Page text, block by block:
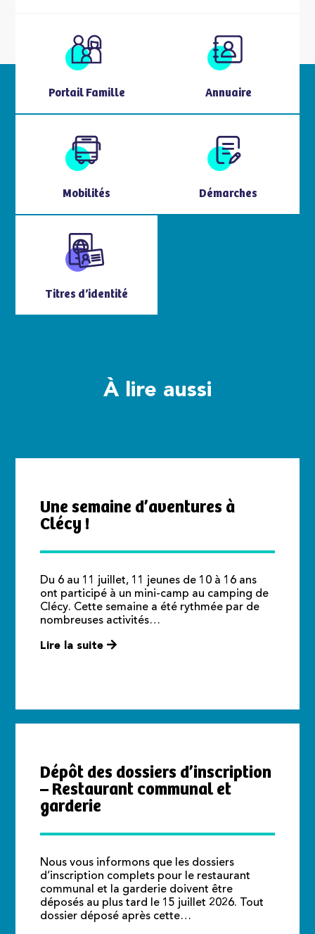
Portail Famille Annuaire
Mobilités Démarches
Titres d’identité
À lire aussi
Une semaine d’aventures à
Clécy !
Du 6 au 11 juillet, 11 jeunes de 10 à 16 ans
ont participé à un mini-camp au camping de
Clécy. Cette semaine a été rythmée par de
nombreuses activités…
Lire la suite
Dépôt des dossiers d’inscription
– Restaurant communal et
garderie
Nous vous informons que les dossiers
d’inscription complets pour le restaurant
communal et la garderie doivent être
déposés au plus tard le 15 juillet 2026. Tout
dossier déposé après cette…